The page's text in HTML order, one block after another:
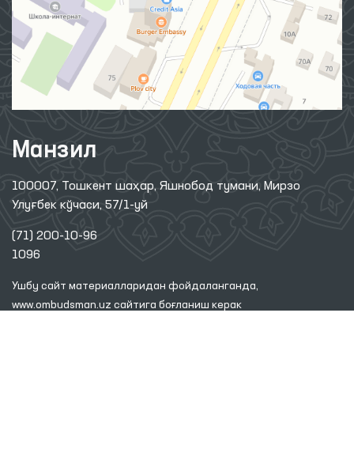
Манзил
100007, Тошкент шаҳар, Яшнобод тумани, Мирзо
Улуғбек кўчаси, 57/1-уй
(71) 200-10-96
1096
Ушбу сайт материалларидан фойдаланганда,
www.ombudsman.uz сайтига боғланиш керак